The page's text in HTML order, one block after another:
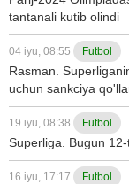
tantanali kutib olindi
04 iyu, 08:55 Futbol
Rasman.
uchun sankciya
19 iyu, 08:38 Futbol
Superliga. Bugun
16 iyu, 17:17 Futbol